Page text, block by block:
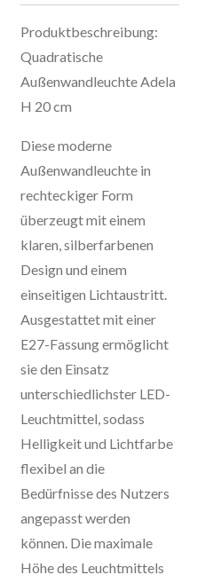
Produktbeschreibung:
Quadratische
Außenwandleuchte Adela
H 20 cm
Diese moderne
Außenwandleuchte in
rechteckiger Form
überzeugt mit einem
klaren, silberfarbenen
Design und einem
einseitigen Lichtaustritt.
Ausgestattet mit einer
E27-Fassung ermöglicht
sie den Einsatz
unterschiedlichster LED-
Leuchtmittel, sodass
Helligkeit und Lichtfarbe
flexibel an die
Bedürfnisse des Nutzers
angepasst werden
können. Die maximale
Höhe des Leuchtmittels